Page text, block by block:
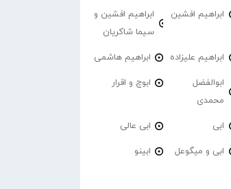
ابراهیم افشین
ابراهیم افشین و
سیما شاکریان
ابراهیم علیزاده ابراهیم هاشمی
ابوالفضل
محمدی
ابوچ و اقرار
ابی ابی عالی
ابی و میگوعل ابینو